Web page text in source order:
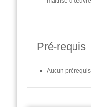
Pré-requis
Aucun